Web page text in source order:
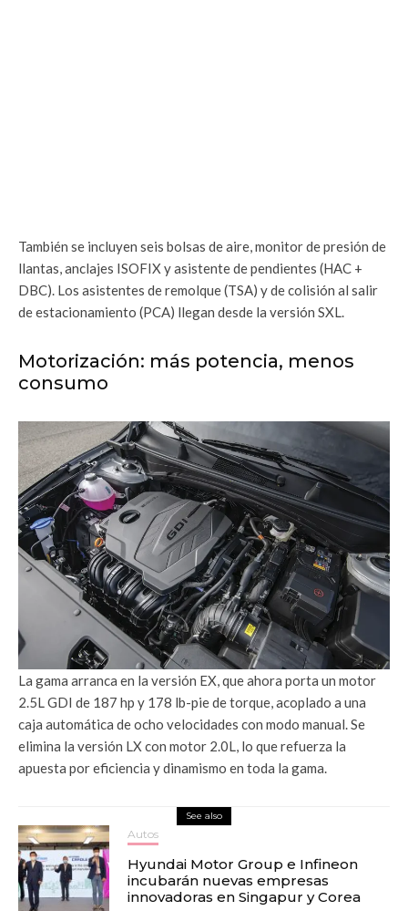
También se incluyen seis bolsas de aire, monitor de presión de
llantas, anclajes ISOFIX y asistente de pendientes (HAC +
DBC). Los asistentes de remolque (TSA) y de colisión al salir
de estacionamiento (PCA) llegan desde la versión SXL.
Motorización: más potencia, menos
consumo
La gama arranca en la versión EX, que ahora porta un motor
2.5L GDI de 187 hp y 178 lb-pie de torque, acoplado a una
caja automática de ocho velocidades con modo manual. Se
elimina la versión LX con motor 2.0L, lo que refuerza la
apuesta por eficiencia y dinamismo en toda la gama.
See also
Autos
Hyundai Motor Group e Infineon
incubarán nuevas empresas
innovadoras en Singapur y Corea